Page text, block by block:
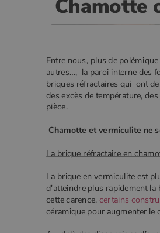
Chamotte
Entre nous, plus de
autres…, la paroi interne des
briques réfractaires qui ont
des excès de température,
pièce.
Chamotte et vermiculite ne
La brique réfractaire en
La brique en vermiculite est
d'atteindre plus rapidement
cette carence,certains
céramique pour augmenter le